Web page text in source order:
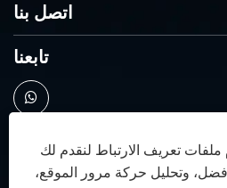
اتصل بنا
تابعنا
تعريف الارتباط لنقدم لك
وتحليل حركة مرور الموقع،